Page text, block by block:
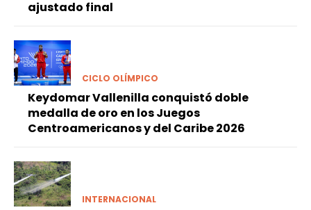
ajustado final
CICLO OLÍMPICO
Keydomar Vallenilla conquistó doble
medalla de oro en los Juegos
Centroamericanos y del Caribe 2026
INTERNACIONAL